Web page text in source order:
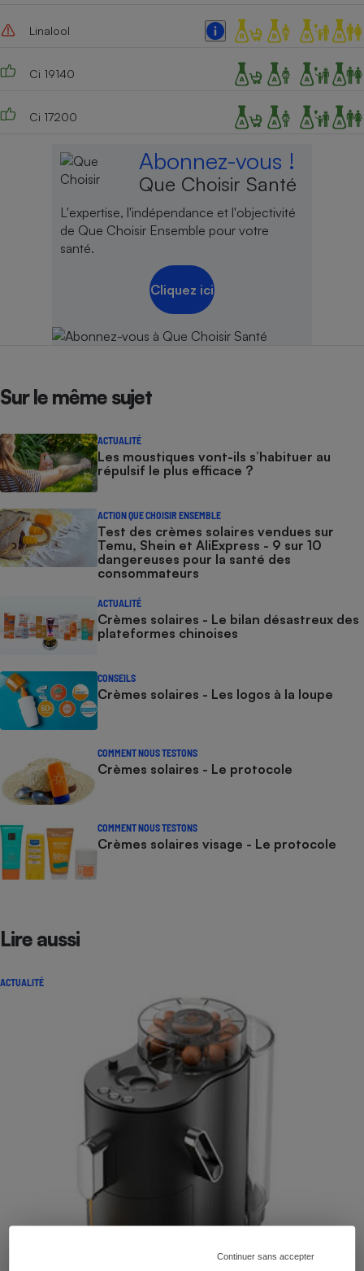
Continuer sans accepter
Linalool
Ci 19140
Ci 17200
Abonnez-vous !
Que Choisir Santé
L'expertise, l'indépendance et l'objectivité
de Que Choisir Ensemble pour votre
santé.
Cliquez ici
Sur le même sujet
ACTUALITÉ
Les moustiques vont-ils s’habituer au
répulsif le plus efficace ?
ACTION QUE CHOISIR ENSEMBLE
Test des crèmes solaires vendues sur
Temu, Shein et AliExpress - 9 sur 10
dangereuses pour la santé des
consommateurs
ACTUALITÉ
Crèmes solaires - Le bilan désastreux des
plateformes chinoises
CONSEILS
Crèmes solaires - Les logos à la loupe
COMMENT NOUS TESTONS
Crèmes solaires - Le protocole
COMMENT NOUS TESTONS
Crèmes solaires visage - Le protocole
Lire aussi
ACTUALITÉ
Robot ménager